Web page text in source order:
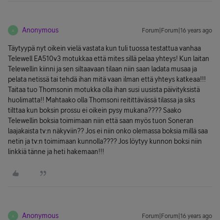
A Anonymous Forum|Forum|16 years ago
Täytyypä nyt oikein vielä vastata kun tuli tuossa testattua vanhaa
Telewell EA510v3 motukkaa että mites sillä pelaa yhteys! Kun laitan
Telewellin kiinni ja sen siltaavaan tilaan niin saan ladata musaa ja
pelata netissä tai tehdä ihan mitä vaan ilman että yhteys katkeaa!!!
Taitaa tuo Thomsonin motukka olla ihan susi uusista päivityksistä
huolimatta!! Mahtaako olla Thomsoni reitittävässä tilassa ja siks
tilttaa kun boksin prossu ei oikein pysy mukana???? Saako
Telewellin boksia toimimaan niin että saan myös tuon Soneran
laajakaista tv:n näkyviin?? Jos ei niin onko olemassa boksia millä saa
netin ja tv:n toimimaan kunnolla???? Jos löytyy kunnon boksi niin
linkkiä tänne ja heti hakemaan!!!
A Anonymous Forum|Forum|16 years ago